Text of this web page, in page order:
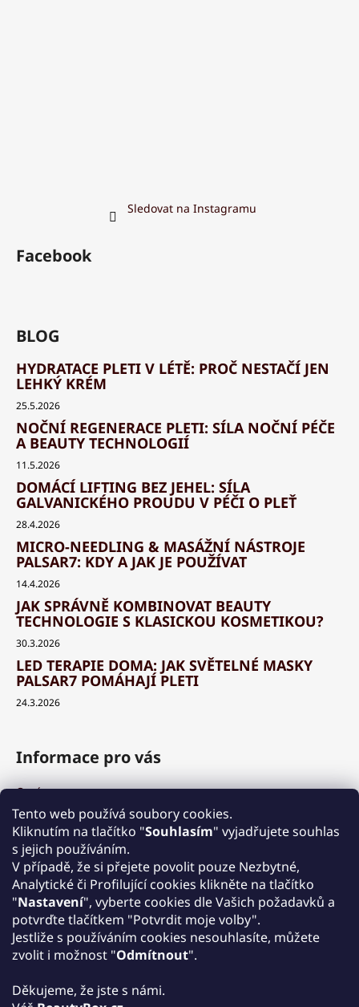
Tento web používá soubory cookies.
Kliknutím na tlačítko "Souhlasím" vyjadřujete souhlas
s jejich používáním.
V případě, že si přejete povolit pouze Nezbytné,
Analytické či Profilující cookies klikněte na tlačítko
"Nastavení", vyberte cookies dle Vašich požadavků a
potvrďte tlačítkem "Potvrdit moje volby".
Jestliže s používáním cookies nesouhlasíte, můžete
zvolit i možnost "Odmítnout".
Děkujeme, že jste s námi.
Sledovat na Instagramu
Facebook
BLOG
HYDRATACE PLETI V LÉTĚ: PROČ NESTAČÍ JEN
LEHKÝ KRÉM
25.5.2026
NOČNÍ REGENERACE PLETI: SÍLA NOČNÍ PÉČE
A BEAUTY TECHNOLOGIÍ
11.5.2026
DOMÁCÍ LIFTING BEZ JEHEL: SÍLA
GALVANICKÉHO PROUDU V PÉČI O PLEŤ
28.4.2026
MICRO-NEEDLING & MASÁŽNÍ NÁSTROJE
PALSAR7: KDY A JAK JE POUŽÍVAT
14.4.2026
JAK SPRÁVNĚ KOMBINOVAT BEAUTY
TECHNOLOGIE S KLASICKOU KOSMETIKOU?
30.3.2026
LED TERAPIE DOMA: JAK SVĚTELNÉ MASKY
PALSAR7 POMÁHAJÍ PLETI
24.3.2026
Informace pro vás
O nás
Výhody a garance
Množstevní slevy
Způsob nákupu a dopravy
Reklamace
Obchodní podmínky
Podmínky ochrany osobních údajů
Kontakt
Zpětný odběr elektrozařízení